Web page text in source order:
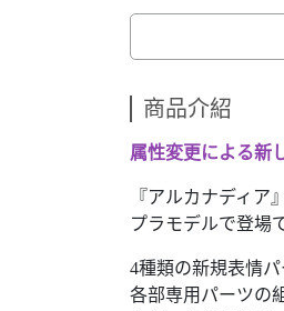
商品介紹
属性変更による新
『アルカナディ
プラモデルで登場
4種類の新規表情
各部専用パーツの